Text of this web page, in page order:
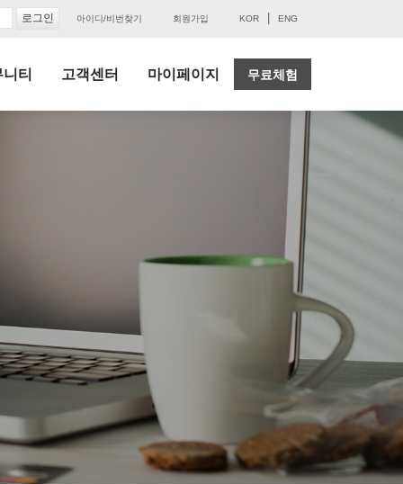
아이디/비번찾기 회원가입 KOR ENG
티 고객센터 마이페이지 무료체험